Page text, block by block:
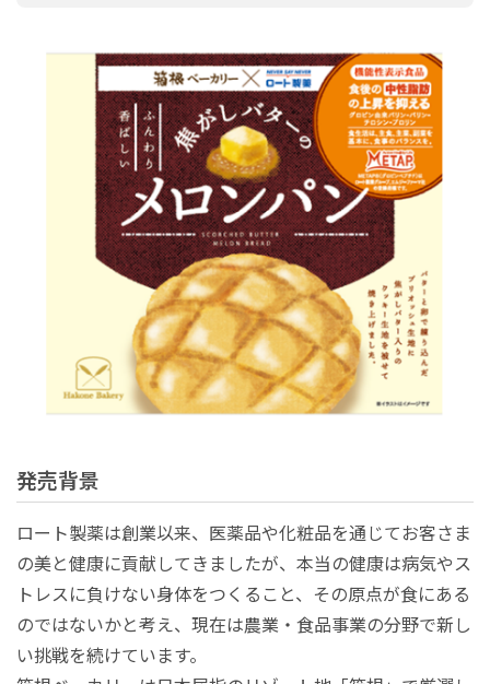
発売背景
ロート製薬は創業以来、医薬品や化粧品を通じてお客さま
の美と健康に貢献してきましたが、本当の健康は病気やス
トレスに負けない身体をつくること、その原点が食にある
のではないかと考え、現在は農業・食品事業の分野で新し
い挑戦を続けています。